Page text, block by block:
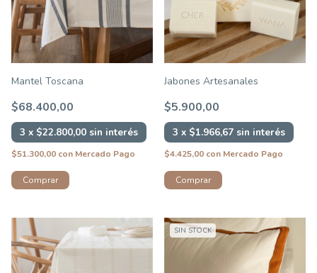
Mantel Toscana
$68.400,00
3 x $22.800,00 sin interés
$51.300,00 con Mercado Pago
Comprar
Jabones Artesanales
$5.900,00
3 x $1.966,67 sin interés
$4.425,00 con Mercado Pago
Comprar
SIN STOCK